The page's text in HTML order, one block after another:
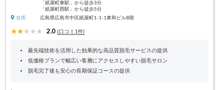
「紙屋町東駅」から徒歩3分
「紙屋町西駅」から徒歩5分
住所
広島県広島市中区紙屋町1-1-1東和ビル8階
2.0 (口コミ1件)
最先端技術を活用した効果的な高品質脱毛サービスの提供
低価格プランで幅広い客層にアクセスしやすい脱毛サロン
脱毛完了後も安心の長期保証コースの提供